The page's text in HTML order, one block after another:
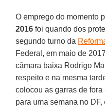
O emprego do momento
2016 foi quando dos
segundo turno da
Federal, em maio de
câmara baixa Rodrigo
respeito e na mesma
colocou as garras de
para uma semana no